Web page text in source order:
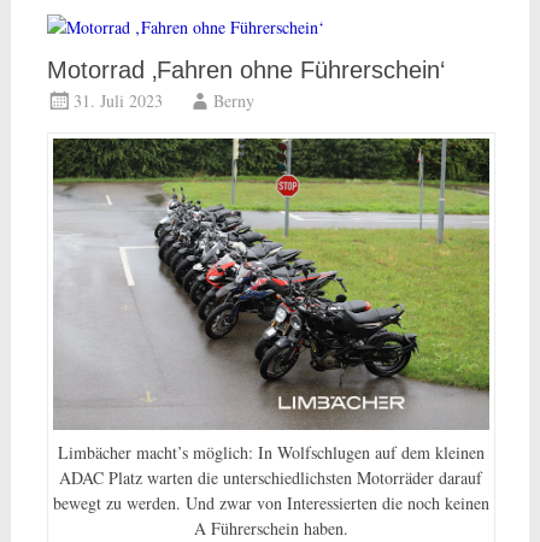
Motorrad ‚Fahren ohne Führerschein‘
31. Juli 2023 Berny
Limbächer macht’s möglich: In Wolfschlugen auf dem kleinen
ADAC Platz warten die unterschiedlichsten Motorräder darauf
bewegt zu werden. Und zwar von Interessierten die noch keinen
A Führerschein haben.